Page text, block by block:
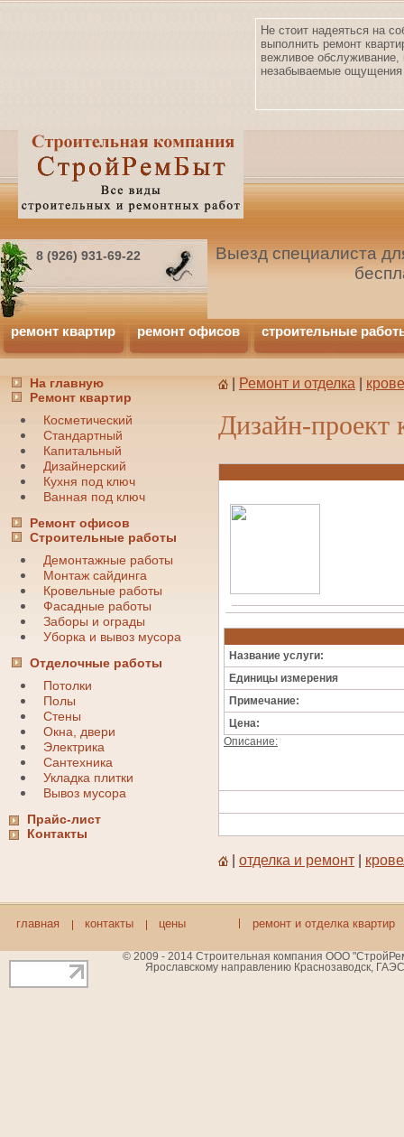
Не стоит надеяться на
выполнить ремонт
вежливое обслуживание,
незабываемые ощущения
8 (926) 931-69-22
Выезд специалиста
ремонт квартир ремонт офисов строительные
На главную
Ремонт квартир
Косметический
Стандартный
Капитальный
Дизайнерский
Кухня под ключ
Ванная под ключ
Ремонт офисов
Строительные работы
Демонтажные работы
Монтаж сайдинга
Кровельные работы
Фасадные работы
Заборы и ограды
Уборка и вывоз мусора
Отделочные работы
Потолки
Полы
Стены
Окна, двери
Электрика
Сантехника
Укладка плитки
Вывоз мусора
Прайс-лист
Контакты
Ремонт и отделка
Дизайн-проект
Название услуги:
Единицы измерения
Примечание:
Цена:
Описание:
отделка и ремонт
главная контакты цены ремонт и отделка квартир
© 2009 - 2014 Строительная компания ООО
Ярославскому направлению Краснозаводск,